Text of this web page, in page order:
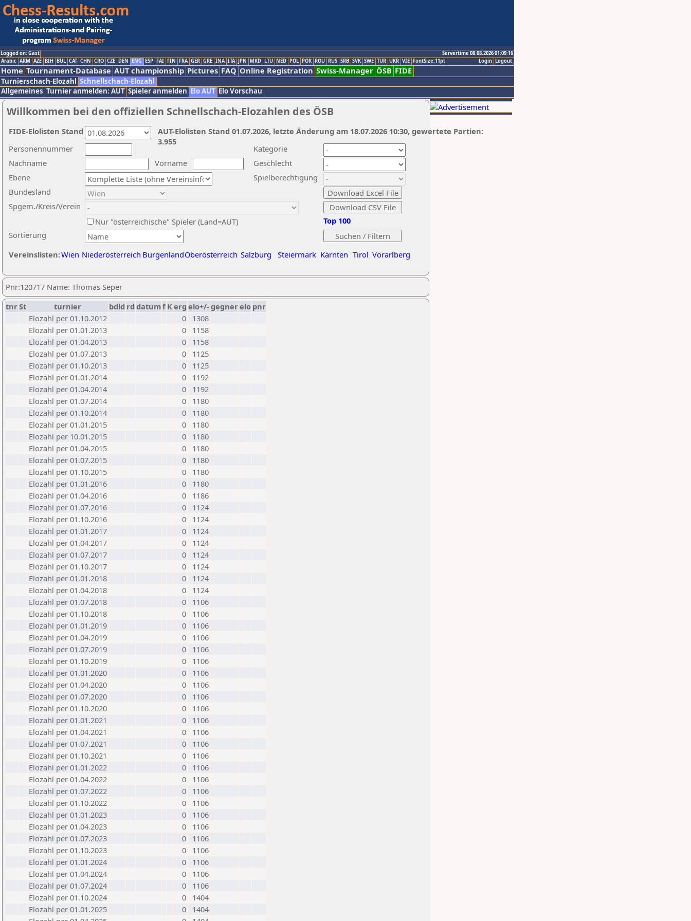
Logged on: Gast
Servertime 08.08.2026 01:09:16
Logout
Login
Arabic ARM AZE BIH BUL CAT CHN CRO CZE DEN ENG ESP FAI FIN FRA GER GRE INA ITA JPN MKD LTU NED POL POR ROU RUS SRB SVK SWE TUR UKR VIE FontSize:11pt
Home Tournament-Database AUT championship Pictures FAQ Online Registration Swiss-Manager ÖSB FIDE
Turnierschach-Elozahl Schnellschach-Elozahl
Allgemeines Turnier anmelden: AUT Spieler anmelden Elo AUT Elo Vorschau
Willkommen bei den offiziellen Schnellschach-Elozahlen des ÖSB
Nachname
Vorname
Ebene
Kategorie
Sortierung
Personennummer
Bundesland
Spgem./Kreis/Verein
Geschlecht
Nur "österreichische" Spieler (Land=AUT)
Spielberechtigung
Vereinslisten:Wien Niederösterreich BurgenlandOberösterreich Salzburg Steiermark Kärnten Tirol Vorarlberg
Top 100
AUT-Elolisten Stand 01.07.2026, letzte Änderung am 18.07.2026 10:30, gewertete Partien:
3.955
FIDE-Elolisten Stand
Pnr:120717 Name: Thomas Seper
tnrSt turnier bdld rd datumf Kerg elo+/-gegnerelo pnr
Elozahl per 01.10.2012
0
1308
Elozahl per 01.01.2013
0
1158
Elozahl per 01.04.2013
0
1158
Elozahl per 01.07.2013
0
1125
Elozahl per 01.10.2013
0
1125
Elozahl per 01.01.2014
0
1192
Elozahl per 01.04.2014
0
1192
Elozahl per 01.07.2014
0
1180
Elozahl per 01.10.2014
0
1180
Elozahl per 01.01.2015
0
1180
Elozahl per 10.01.2015
0
1180
Elozahl per 01.04.2015
0
1180
Elozahl per 01.07.2015
0
1180
Elozahl per 01.10.2015
0
1180
Elozahl per 01.01.2016
0
1180
Elozahl per 01.04.2016
0
1186
Elozahl per 01.07.2016
0
1124
Elozahl per 01.10.2016
0
1124
Elozahl per 01.01.2017
0
1124
Elozahl per 01.04.2017
0
1124
Elozahl per 01.07.2017
0
1124
Elozahl per 01.10.2017
0
1124
Elozahl per 01.01.2018
0
1124
Elozahl per 01.04.2018
0
1124
Elozahl per 01.07.2018
0
1106
Elozahl per 01.10.2018
0
1106
Elozahl per 01.01.2019
0
1106
Elozahl per 01.04.2019
0
1106
Elozahl per 01.07.2019
0
1106
Elozahl per 01.10.2019
0
1106
Elozahl per 01.01.2020
0
1106
Elozahl per 01.04.2020
0
1106
Elozahl per 01.07.2020
0
1106
Elozahl per 01.10.2020
0
1106
Elozahl per 01.01.2021
0
1106
Elozahl per 01.04.2021
0
1106
Elozahl per 01.07.2021
0
1106
Elozahl per 01.10.2021
0
1106
Elozahl per 01.01.2022
0
1106
Elozahl per 01.04.2022
0
1106
Elozahl per 01.07.2022
0
1106
Elozahl per 01.10.2022
0
1106
Elozahl per 01.01.2023
0
1106
Elozahl per 01.04.2023
0
1106
Elozahl per 01.07.2023
0
1106
Elozahl per 01.10.2023
0
1106
Elozahl per 01.01.2024
0
1106
Elozahl per 01.04.2024
0
1106
Elozahl per 01.07.2024
0
1106
Elozahl per 01.10.2024
0
1404
Elozahl per 01.01.2025
0
1404